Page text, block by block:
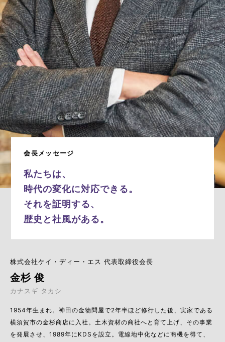
会長メッセージ
私たちは、
時代の変化に対応できる。
それを証明する、
歴史と社風がある。
株式会社ケイ・ディー・エス 代表取締役会長
金杉 俊
カナスギ タカシ
1954年生まれ。神田の金物問屋で2年半ほど修行した後、実家である
横須賀市の金杉商店に入社。土木資材の商社へと育て上げ、その事業
を発展させ、1989年にKDSを設立。電線地中化などに商機を得て、